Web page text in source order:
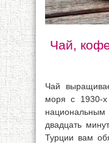
Чай,
Чай
моря с 1930-х
двадцать
Турции вам